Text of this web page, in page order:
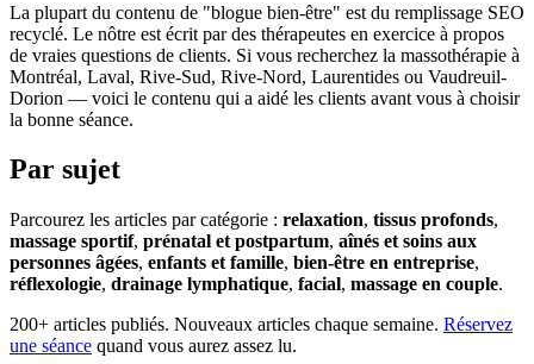
La plupart du contenu de "blogue bien-être" est du remplissage SEO
recyclé. Le nôtre est écrit par des thérapeutes en exercice à propos
de vraies questions de clients. Si vous recherchez la massothérapie à
Montréal, Laval, Rive-Sud, Rive-Nord, Laurentides ou Vaudreuil-
Dorion — voici le contenu qui a aidé les clients avant vous à choisir
la bonne séance.
Par sujet
Parcourez les articles par catégorie : relaxation, tissus profonds,
massage sportif, prénatal et postpartum, aînés et soins aux
personnes âgées, enfants et famille, bien-être en entreprise,
réflexologie, drainage lymphatique, facial, massage en couple.
200+ articles publiés. Nouveaux articles chaque semaine. Réservez
une séance quand vous aurez assez lu.